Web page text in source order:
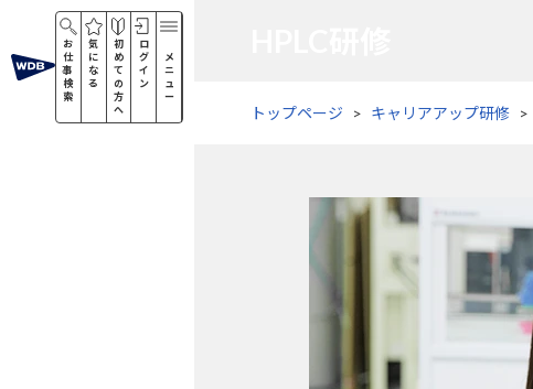
お
仕
事
検
索
気
に
な
る
初
め
て
の
方
へ
ロ
グ
イ
ン
メ
ニ
ュ
ー
トップページ キャリアアップ研修